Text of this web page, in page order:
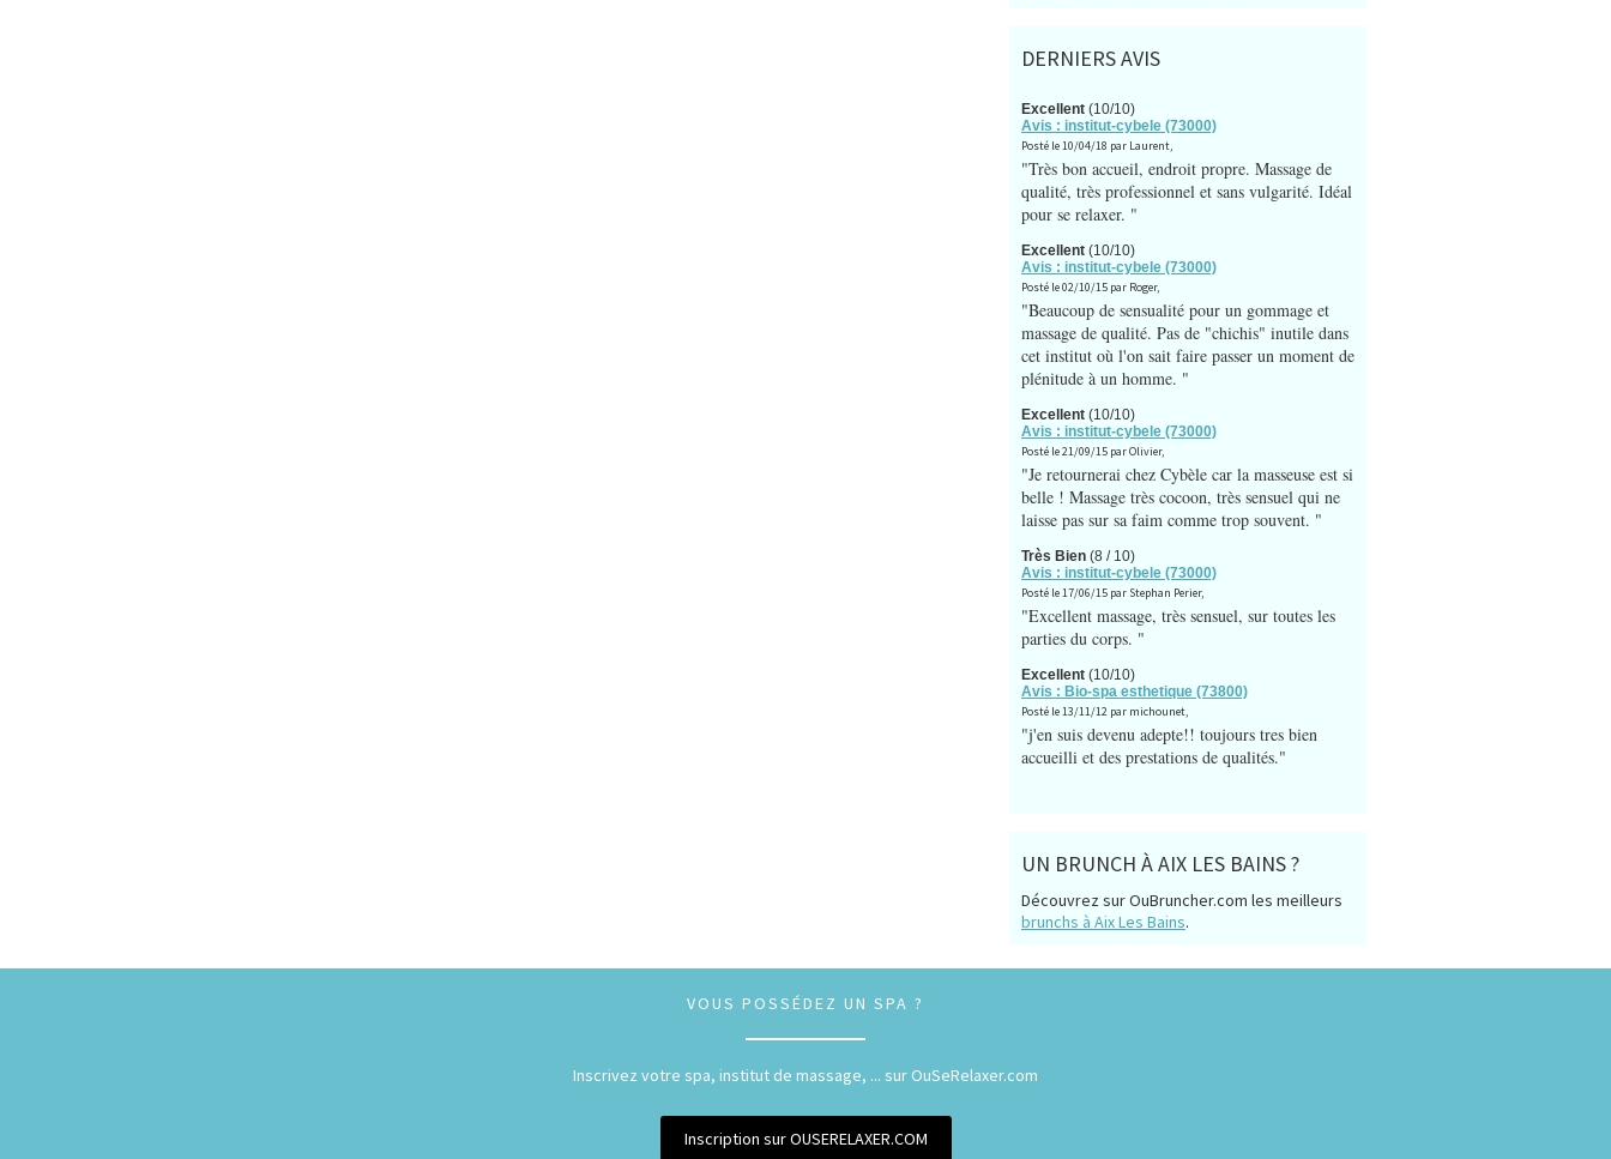
DERNIERS AVIS
Excellent (10/10)
Avis : institut-cybele (73000)
Posté le 10/04/18 par Laurent,
"Très bon accueil, endroit propre. Massage de
qualité, très professionnel et sans vulgarité. Idéal
pour se relaxer. "
Excellent (10/10)
Avis : institut-cybele (73000)
Posté le 02/10/15 par Roger,
"Beaucoup de sensualité pour un gommage et
massage de qualité. Pas de "chichis" inutile dans
cet institut où l'on sait faire passer un moment de
plénitude à un homme. "
Excellent (10/10)
Avis : institut-cybele (73000)
Posté le 21/09/15 par Olivier,
"Je retournerai chez Cybèle car la masseuse est si
belle ! Massage très cocoon, très sensuel qui ne
laisse pas sur sa faim comme trop souvent. "
Très Bien (8 / 10)
Avis : institut-cybele (73000)
Posté le 17/06/15 par Stephan Perier,
"Excellent massage, très sensuel, sur toutes les
parties du corps. "
Excellent (10/10)
Avis : Bio-spa esthetique (73800)
Posté le 13/11/12 par michounet,
"j'en suis devenu adepte!! toujours tres bien
accueilli et des prestations de qualités."
UN BRUNCH À AIX LES BAINS ?
Découvrez sur OuBruncher.com les meilleurs
brunchs à Aix Les Bains.
VOUS POSSÉDEZ UN SPA ?
Inscrivez votre spa, institut de massage, ... sur OuSeRelaxer.com
Inscription sur OUSERELAXER.COM